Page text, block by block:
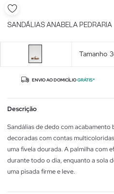
SANDÁLIAS ANABELA PEDRARIA
Tamanho
ENVIO AO DOMICÍLIOGRÁTIS*
Descrição
Sandálias de dedo com acabamento
decoradas com contas
uma fivela dourada. A palmilha com
durante todo o dia, enquanto a sola
uma pisada firme e leve.